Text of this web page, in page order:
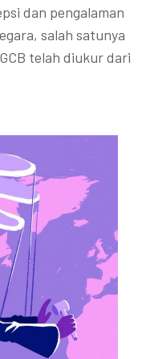
dan pengalaman
salah satunya
telah diukur dari